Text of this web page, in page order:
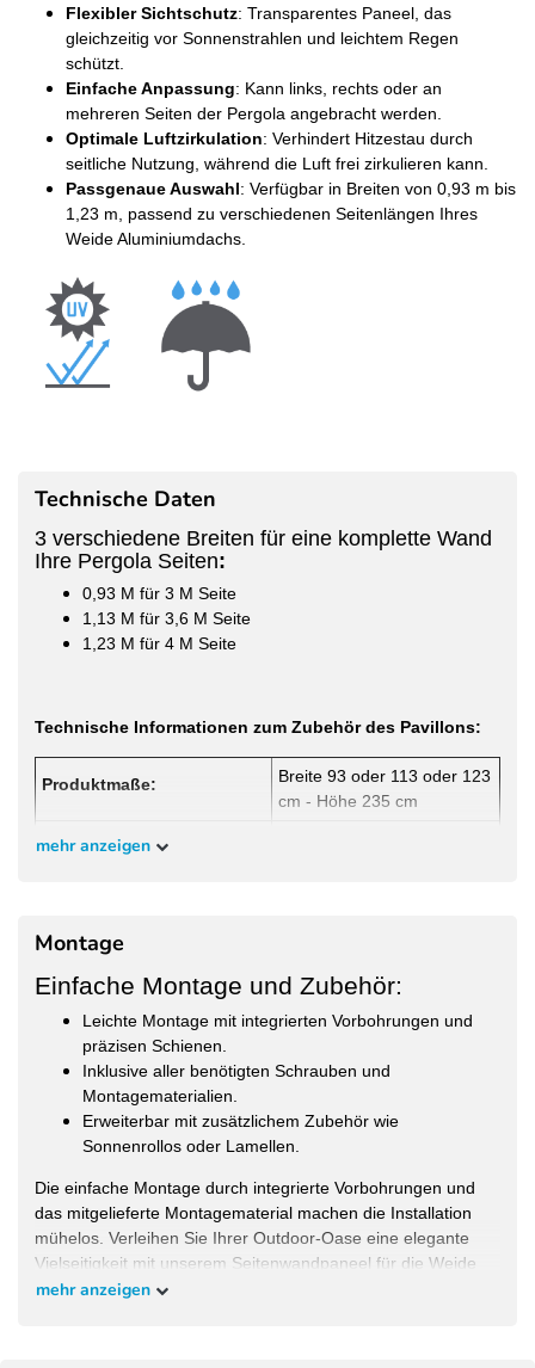
Flexibler Sichtschutz: Transparentes Paneel, das
gleichzeitig vor Sonnenstrahlen und leichtem Regen
schützt.
Einfache Anpassung: Kann links, rechts oder an
mehreren Seiten der Pergola angebracht werden.
Optimale Luftzirkulation: Verhindert Hitzestau durch
seitliche Nutzung, während die Luft frei zirkulieren kann.
Passgenaue Auswahl: Verfügbar in Breiten von 0,93 m bis
1,23 m, passend zu verschiedenen Seitenlängen Ihres
Weide Aluminiumdachs.
Technische Daten
3 verschiedene Breiten für eine komplette Wand
Ihre Pergola Seiten:
0,93 M für 3 M Seite
1,13 M für 3,6 M Seite
1,23 M für 4 M Seite
Technische Informationen zum Zubehör des Pavillons:
Produktmaße:
Breite 93 oder 113 oder 123
cm - Höhe 235 cm
Geeignet
Materialzusammensetzung:
Motiv:
floral
Elemente:
Position fest, können nicht
verstellt werden
mehr anzeigen
Montage
Einfache Montage und Zubehör:
Leichte Montage mit integrierten Vorbohrungen und
präzisen Schienen.
Inklusive aller benötigten Schrauben und
Montagematerialien.
Erweiterbar mit zusätzlichem Zubehör wie
Sonnenrollos oder Lamellen.
Die einfache Montage durch integrierte Vorbohrungen und
das mitgelieferte Montagematerial machen die Installation
mühelos. Verleihen Sie Ihrer Outdoor-Oase eine elegante
Vielseitigkeit mit unserem Seitenwandpaneel für die Weide
Pergola.
mehr anzeigen